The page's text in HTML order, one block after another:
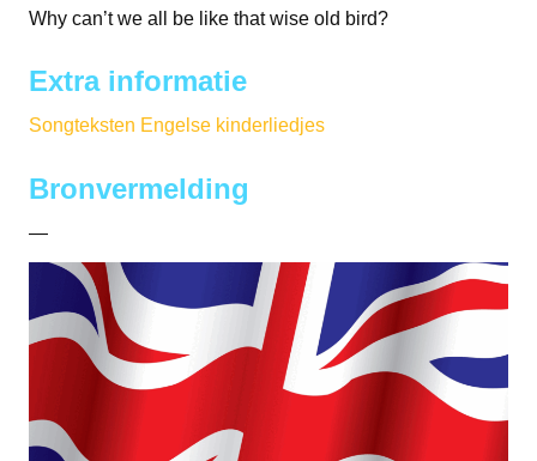
Why can’t we all be like that wise old bird?
Extra informatie
Songteksten Engelse kinderliedjes
Bronvermelding
—